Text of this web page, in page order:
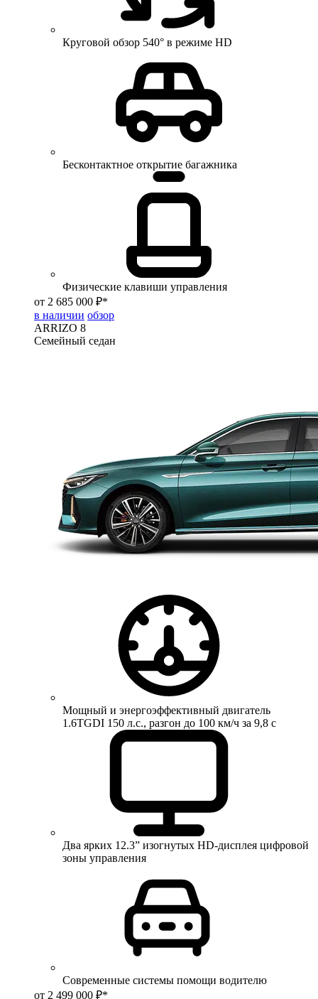
Круговой обзор 540° в режиме HD
Бесконтактное открытие багажника
Физические клавиши управления
от 2 685 000 ₽*
в наличии обзор
ARRIZO 8
Семейный седан
Мощный и энергоэффективный двигатель
1.6TGDI 150 л.с., разгон до 100 км/ч за 9,8 с
Два ярких 12.3” изогнутых HD-дисплея цифровой
зоны управления
Современные системы помощи водителю
от 2 499 000 ₽*